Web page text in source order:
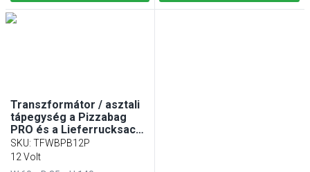
Transzformátor / asztali
tápegység a Pizzabag
PRO és a Lieferrucksack
PRO számára
SKU: TFWBPB12P
12 Volt